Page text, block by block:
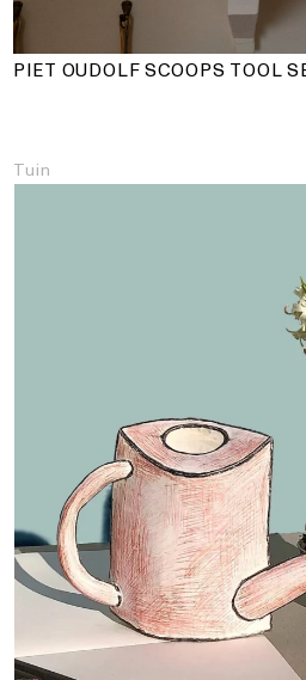
PIET OUDOLF SCOOPS TOOL
Tuin